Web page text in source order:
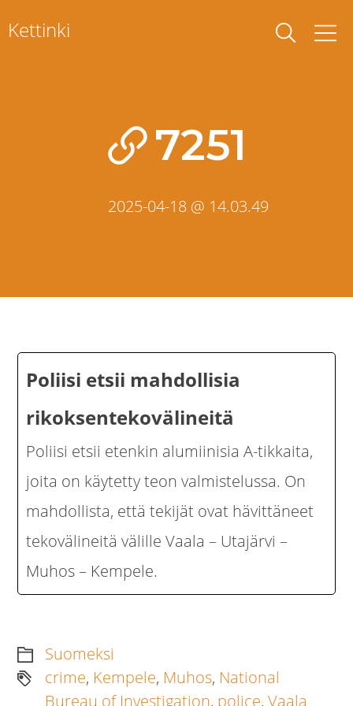
toKettinki
7251
2025-04-18 @ 14.03.49
Poliisi etsii mahdollisia
rikoksentekovälineitä
Poliisi etsii etenkin alumiinisia A-tikkaita,
joita on käytetty teon valmistelussa. On
mahdollista, että tekijät ovat hävittäneet
tekovälineitä välille Vaala – Utajärvi –
Muhos – Kempele.
Suomeksi
crime, Kempele, Muhos, National
Bureau of Investigation, police,Vaala